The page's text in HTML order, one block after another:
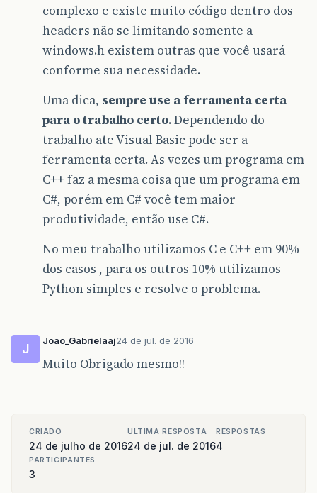
complexo e existe muito código dentro dos
headers não se limitando somente a
windows.h existem outras que você usará
conforme sua necessidade.
Uma dica, sempre use a ferramenta certa
para o trabalho certo. Dependendo do
trabalho ate Visual Basic pode ser a
ferramenta certa. As vezes um programa em
C++ faz a mesma coisa que um programa em
C#, porém em C# você tem maior
produtividade, então use C#.
No meu trabalho utilizamos C e C++ em 90%
dos casos , para os outros 10% utilizamos
Python simples e resolve o problema.
J
Joao_Gabrielaaj24 de jul. de 2016
Muito Obrigado mesmo!!
CRIADO
24 de julho de 2016
ULTIMA RESPOSTA
24 de jul. de 2016
RESPOSTAS
4
PARTICIPANTES
3